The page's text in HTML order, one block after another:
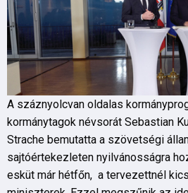
A száznyolcvan oldalas
kormánytagok névsorát Sebastian
Strache bemutatta a szövetségi
sajtóértekezleten nyilvánosságra
esküt már hétfőn, a tervezettnél